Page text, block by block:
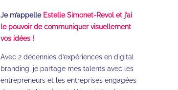
Je m’appelle Estelle Simonet-Revol et j’ai
le pouvoir de communiquer visuellement
vos idées !
Avec 2 décennies d’expériences en digital
branding, je partage mes talents avec les
entrepreneurs et les entreprises engagées